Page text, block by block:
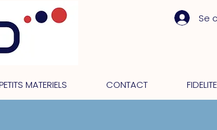
Se
MATERIELS CONTACT FIDELITE